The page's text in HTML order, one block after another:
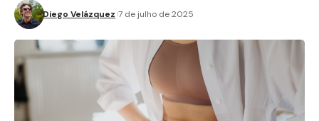
Diego Velázquez 7 de julho de 2025